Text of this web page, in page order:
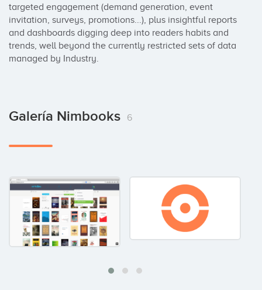
targeted engagement (demand generation, event
invitation, surveys, promotions...), plus insightful reports
and dashboards digging deep into readers habits and
trends, well beyond the currently restricted sets of data
managed by Industry.
Galería Nimbooks 6